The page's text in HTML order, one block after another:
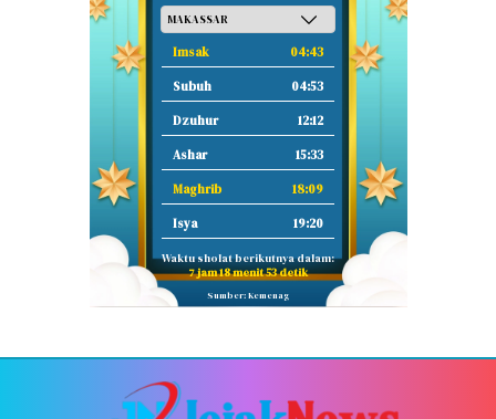
Imsak 04:43
Subuh 04:53
Dzuhur 12:12
Ashar 15:33
Maghrib 18:09
Isya 19:20
Waktu sholat berikutnya dalam:
7 jam 18 menit 52 detik
Sumber: Kemenag